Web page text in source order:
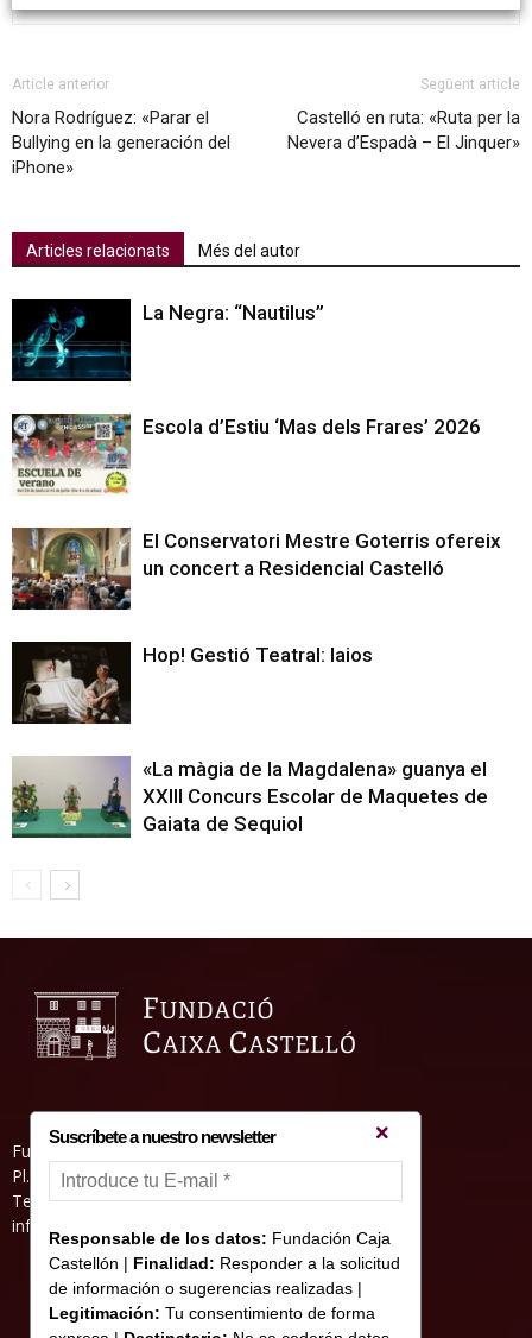
Article anterior
Nora Rodríguez: «Parar el
Bullying en la generación del
iPhone»
Següent article
Castelló en ruta: «Ruta per la
Nevera d’Espadà – El Jinquer»
Articles relacionats Més del autor
La Negra: “Nautilus”
Escola d’Estiu ‘Mas dels Frares’ 2026
El Conservatori Mestre Goterris ofereix
un concert a Residencial Castelló
Hop! Gestió Teatral: Iaios
«La màgia de la Magdalena» guanya el
XXIII Concurs Escolar de Maquetes de
Gaiata de Sequiol
Fundació Caixa Castelló • Casa Abadía
Pl. de l’Herba, s/nº. 12001 Castelló de la Plana
Telèfon 964 232 551 • Fax 964 231 550
informacion@fundacioncajacastellon.es
Suscríbete a nuestro newsletter
Responsable de los datos: Fundación Caja
Castellón | Finalidad: Responder a la solicitud
de información o sugerencias realizadas |
Legitimación: Tu consentimiento de forma